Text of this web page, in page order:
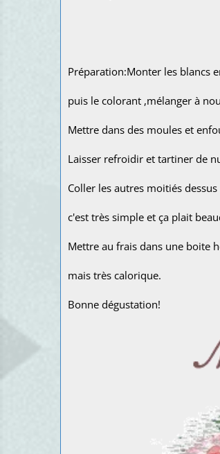
Préparation:Monter les blancs
puis le colorant ,mélanger à
Mettre dans des moules et
Laisser refroidir et tartiner de
Coller les autres moitiés
c'est très simple et ça plait
Mettre au frais dans une boite
mais très calorique.
Bonne dégustation!